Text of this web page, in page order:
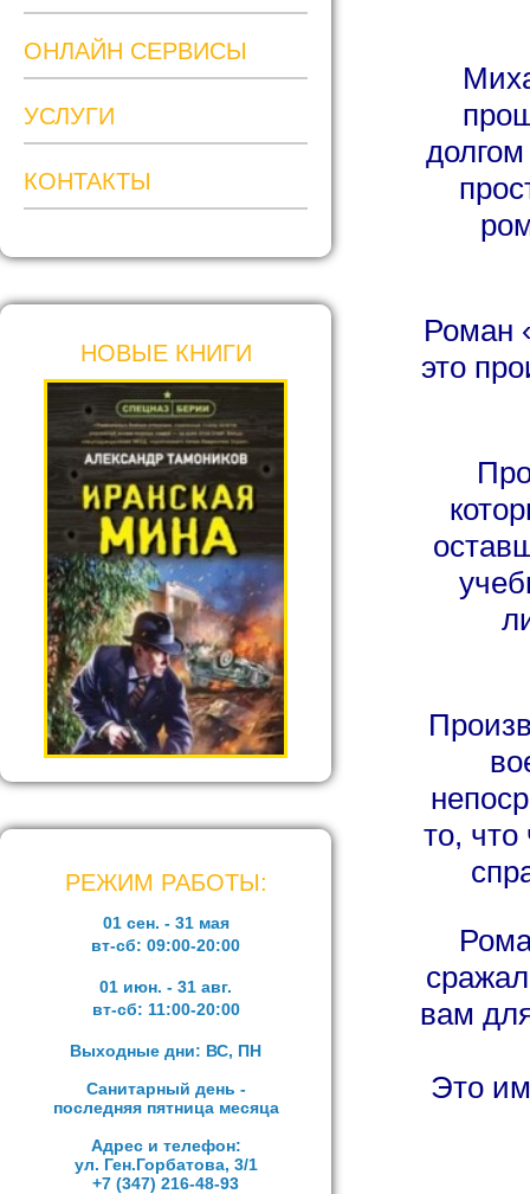
ОНЛАЙН СЕРВИСЫ
УСЛУГИ
КОНТАКТЫ
НОВЫЕ КНИГИ
РЕЖИМ РАБОТЫ:
01 сен. - 31 мая
вт-сб: 09:00-20:00
01 июн. - 31 авг.
вт-сб: 11:00-20:00
Выходные дни: ВС, ПН
Санитарный день -
последняя пятница месяца
Адрес и телефон:
ул. Ген.Горбатова, 3/1
+7 (347) 216-48-93
Роман
это
то,
вам
Это